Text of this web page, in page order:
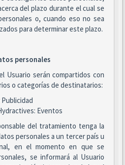
del plazo durante el cual se
o, cuando eso no sea
para determinar este plazo.
personales
Usuario serán compartidos con
o categorías de destinatarios:
y Publicidad
Eventos
del tratamiento tenga la
personales a un tercer país u
en el momento en que se
se informará al Usuario